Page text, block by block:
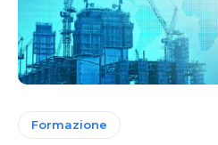
Formazione